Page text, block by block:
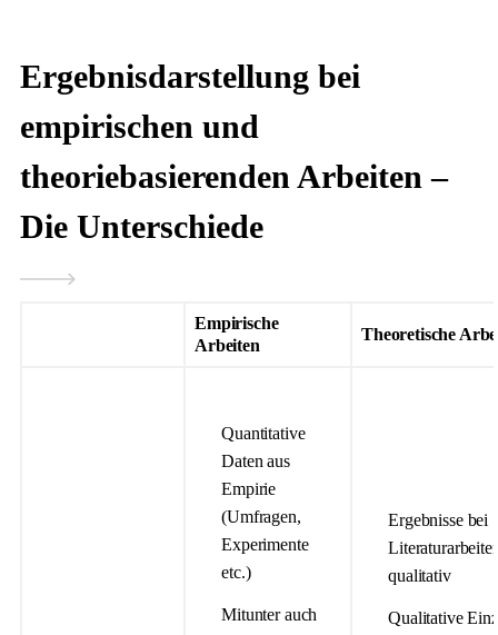
Ergebnisdarstellung bei
empirischen und
theoriebasierenden Arbeiten –
Die Unterschiede
Empirische
Arbeiten
Theoretische
Quantitative
Daten aus
Empirie
(Umfragen,
Experimente
etc.)
Mitunter auch
Ergebnisse bei
qualitativ
Qualitative